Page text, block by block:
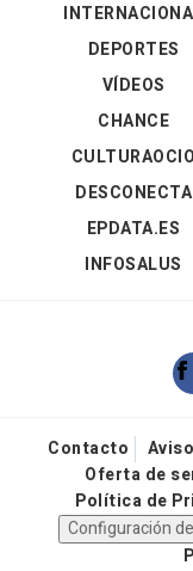
DEPORTES
VÍDEOS
CHANCE
CULTURAOCIO
DESCONECTA
EPDATA.ES
INFOSALUS
Contacto
Oferta de
Política de
Configuración